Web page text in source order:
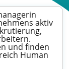
aktiv
und finden
Human